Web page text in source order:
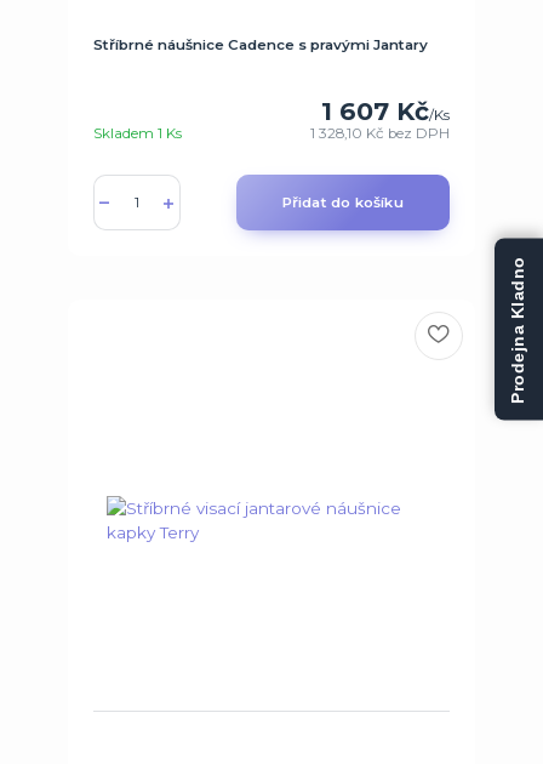
Stříbrné náušnice Cadence s pravými Jantary
1 607 Kč/Ks
1 328,10 Kč bez DPH
Skladem 1 Ks
Přidat do košíku
Prodejna Kladno